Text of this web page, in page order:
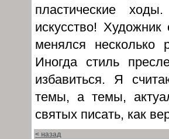
пластические
искусство! Художник
менялся
Иногда стиль
избавиться. Я
темы, а темы,
святых писать, как
< назад